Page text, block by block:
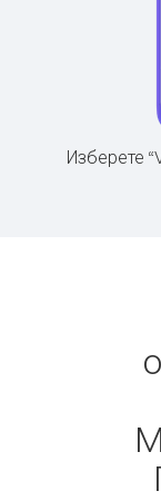
Изберете